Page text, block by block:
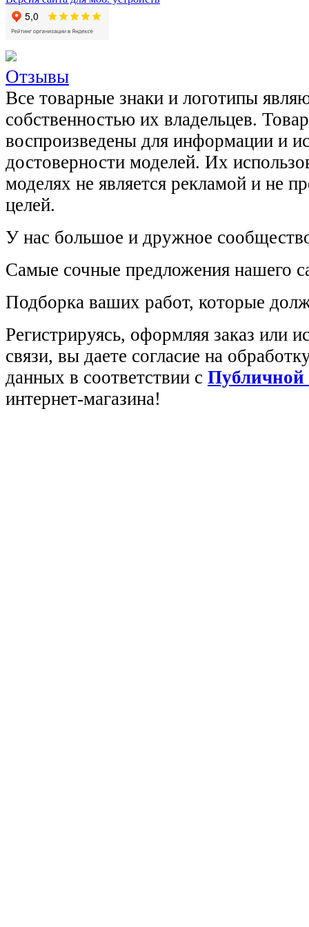
Отзывы
Все товарные знаки и логотипы
собственностью их владельцев.
воспроизведены для информации и
достоверности моделей. Их
моделях не является рекламой и не
целей.
У нас большое и дружное
Самые сочные предложения нашего
Подборка ваших работ, которые
Регистрируясь, оформляя заказ или
связи, вы даете согласие на
данных в соответствии с Публичной
интернет-магазина!